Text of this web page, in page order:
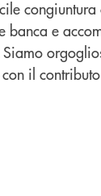
e
Siamo
il